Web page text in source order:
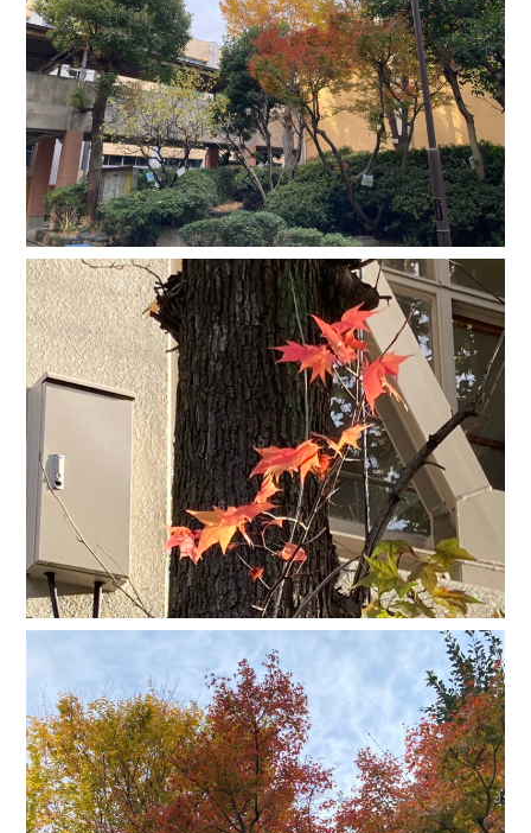
中学生の皆様へ
在校生・保護者の皆様へ
卒業生の皆様へ
English
探究活動
06-6651-0525